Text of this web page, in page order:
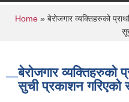
You are here
Home » बेरोजगार व्यक्तिहरुको
बेरोजगार व्यक्तिहरुको
सुची प्रकाशन गरिएको